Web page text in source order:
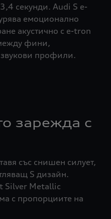
секунди. Audi S e-
емоционално
акустично с e-tron
фини,
профили.
зарежда с
със снишен силует,
S дизайн.
Silver Metallic
с пропорциите на